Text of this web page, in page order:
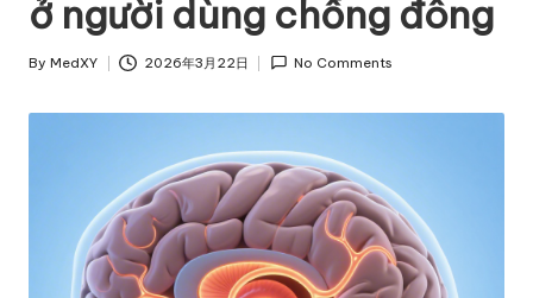
ở người dùng chống đông
Posted
By MedXY 2026年3月22日 No Comments